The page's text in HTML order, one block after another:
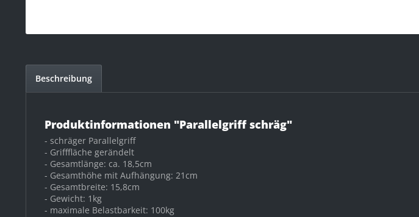
Beschreibung
Produktinformationen "Parallelgriff schräg"
- schräger Parallelgriff
- Grifffläche gerändelt
- Gesamtlänge: ca. 18,5cm
- Gesamthöhe mit Aufhängung: 21cm
- Gesamtbreite: 15,8cm
- Gewicht: 1kg
- maximale Belastbarkeit: 100kg